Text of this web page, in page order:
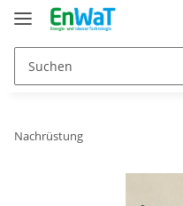
Nachrüstung